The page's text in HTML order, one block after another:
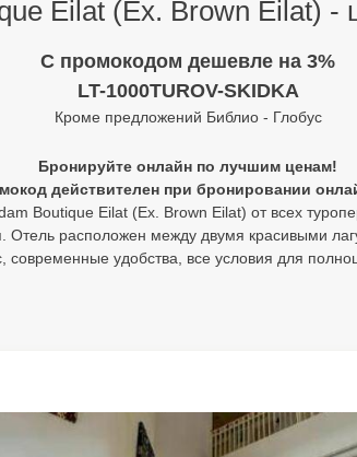
Eilat (Ex. Brown Eilat) -
C промокодом дешевле на 3%
LT-1000TUROV-SKIDKA
Кроме предложений Библио - Глобус
Бронируйте онлайн по лучшим ценам!
действителен при бронировании
Boutique Eilat (Ex. Brown Eilat) от всех
Отель расположен между двумя красивыми
современные удобства, все условия для